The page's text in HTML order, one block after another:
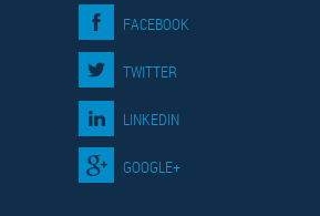
FACEBOOK
TWITTER
LINKEDIN
GOOGLE+